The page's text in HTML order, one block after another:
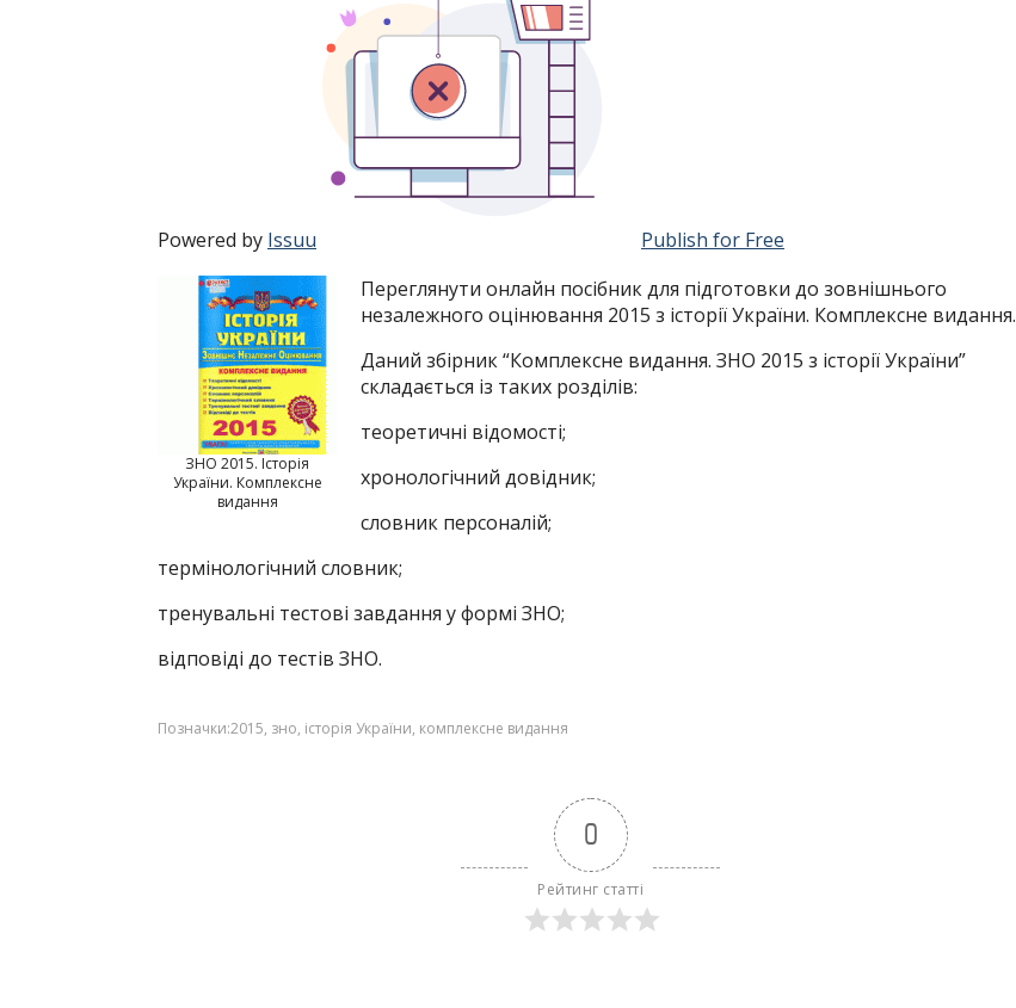
Powered by Issuu Publish for Free
ЗНО 2015. Історія
України. Комплексне
видання
Переглянути онлайн посібник для підготовки до зовнішнього
незалежного оцінювання 2015 з історії України. Комплексне видання.
Даний збірник “Комплексне видання. ЗНО 2015 з історії України”
складається із таких розділів:
теоретичні відомості;
хронологічний довідник;
словник персоналій;
термінологічний словник;
тренувальні тестові завдання у формі ЗНО;
відповіді до тестів ЗНО.
Позначки:2015, зно, історія України, комплексне видання
0
Рейтинг статті